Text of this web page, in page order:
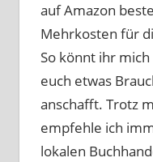
auf Amazon
Mehrkosten für
So könnt ihr
euch etwas
anschafft. Trotz
empfehle ich
lokalen